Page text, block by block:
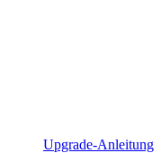
Upgrade-Anleitung